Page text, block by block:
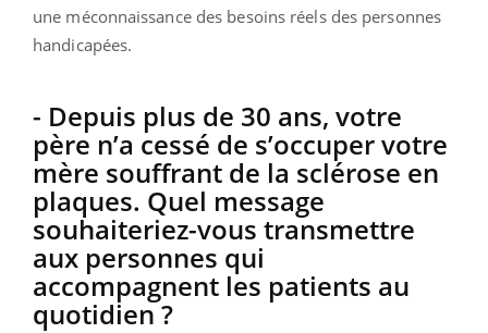
une méconnaissance des besoins réels des personnes
handicapées.
- Depuis plus de 30 ans, votre
père n’a cessé de s’occuper votre
mère souffrant de la sclérose en
plaques. Quel message
souhaiteriez-vous transmettre
aux personnes qui
accompagnent les patients au
quotidien ?